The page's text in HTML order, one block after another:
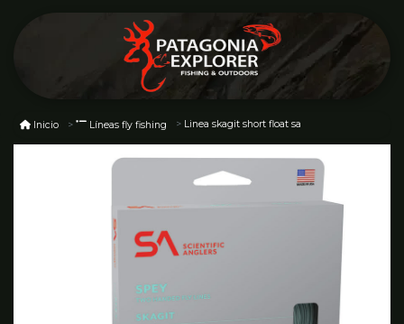
Inicio Líneas fly fishing Linea skagit short float sa